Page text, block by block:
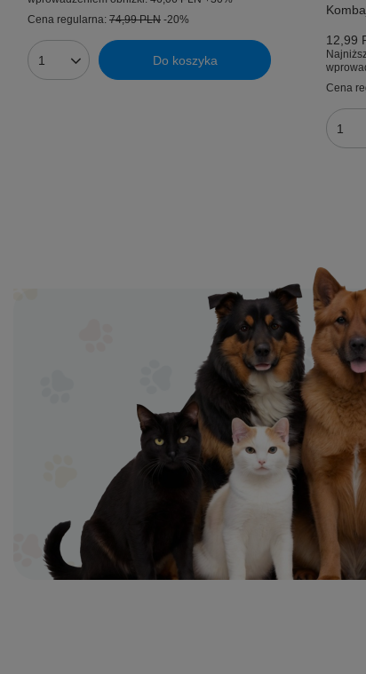
Cena regularna: 74,99 PLN -20%
Ilość produktów Do koszyka
12,99
Cena
Ilość